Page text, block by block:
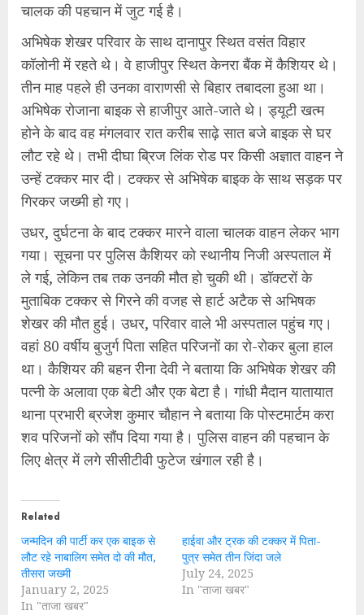
चालक की पहचान में जुट गई है।
अभिषेक शेखर परिवार के साथ दानापुर स्थित वसंत विहार
कॉलोनी में रहते थे। वे हाजीपुर स्थित केनरा बैंक में कैशियर थे।
तीन माह पहले ही उनका वाराणसी से बिहार तबादला हुआ था।
अभिषेक रोजाना बाइक से हाजीपुर आते-जाते थे। ड्यूटी खत्म
होने के बाद वह मंगलवार रात करीब साढ़े सात बजे बाइक से घर
लौट रहे थे। तभी दीघा ब्रिज लिंक रोड पर किसी अज्ञात वाहन ने
उन्हें टक्कर मार दी। टक्कर से अभिषेक बाइक के साथ सड़क पर
गिरकर जख्मी हो गए।
उधर, दुर्घटना के बाद टक्कर मारने वाला चालक वाहन लेकर भाग
गया। सूचना पर पुलिस कैशियर को स्थानीय निजी अस्पताल में
ले गई, लेकिन तब तक उनकी मौत हो चुकी थी। डॉक्टरों के
मुताबिक टक्कर से गिरने की वजह से हार्ट अटैक से अभिषक
शेखर की मौत हुई। उधर, परिवार वाले भी अस्पताल पहुंच गए।
वहां 80 वर्षीय बुजुर्ग पिता सहित परिजनों का रो-रोकर बुला हाल
था। कैशियर की बहन रीना देवी ने बताया कि अभिषेक शेखर की
पत्नी के अलावा एक बेटी और एक बेटा है। गांधी मैदान यातायात
थाना प्रभारी ब्रजेश कुमार चौहान ने बताया कि पोस्टमार्टम करा
शव परिजनों को सौंप दिया गया है। पुलिस वाहन की पहचान के
लिए क्षेत्र में लगे सीसीटीवी फुटेज खंगाल रही है।
Related
जन्मदिन की पार्टी कर एक बाइक से
लौट रहे नाबालिग समेत दो की मौत,
तीसरा जख्मी
January 2, 2025
In "ताजा खबर"
हाईवा और ट्रक की टक्कर में पिता-
पुत्र समेत तीन जिंदा जले
July 24, 2025
In "ताजा खबर"